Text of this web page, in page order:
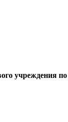
учреждения